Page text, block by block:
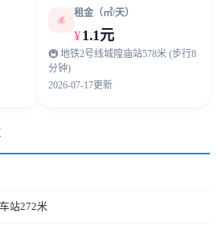
💰
租金（㎡/天）
¥1.1元
🚇 地铁2号线城隍庙站578米 (步行8
分钟)
2026-07-17更新
站272米